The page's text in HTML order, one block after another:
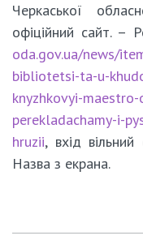
Черкаської
офіційний сайт. –
oda.gov.ua/news/
bibliotetsi-ta-u-
knyzhkovyi-
perekladachamy-i-
hruzii, вхід
Назва з екрана.